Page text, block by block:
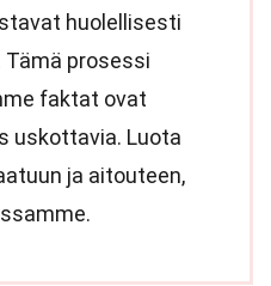
huolellisesti
Tämä prosessi
faktat ovat
uskottavia. Luota
ja aitouteen,